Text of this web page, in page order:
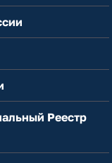
Реестр